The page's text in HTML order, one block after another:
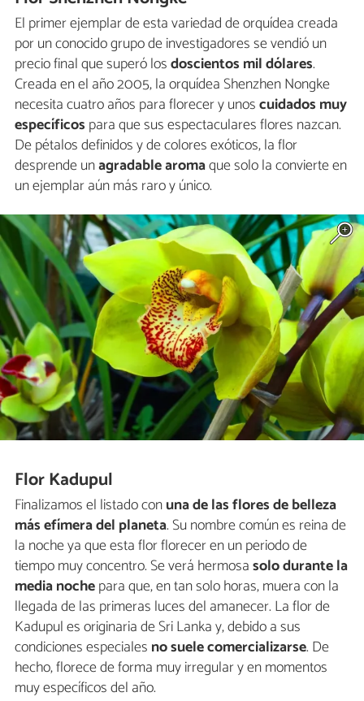
El primer ejemplar de esta variedad de orquídea creada
por un conocido grupo de investigadores se vendió un
precio final que superó losdoscientos mil dólares.
Creada en el año 2005, la orquídea Shenzhen Nongke
necesita cuatro años para florecer y unoscuidados muy
específicos para que sus espectaculares flores nazcan.
De pétalos definidos y de colores exóticos, la flor
desprende unagradable aromaque solo la convierte en
un ejemplar aún más raro y único.
Flor Kadupul
Finalizamos el listado conuna de las flores de belleza
más efímera del planeta. Su nombre común es reina de
la noche ya que esta flor florecer en un periodo de
tiempo muy concentro. Se verá hermosasolo durante la
media nochepara que, en tan solo horas, muera con la
llegada de las primeras luces del amanecer. La flor de
Kadupul es originaria de Sri Lanka y, debido a sus
condiciones especiales no suele comercializarse. De
hecho, florece de forma muy irregular y en momentos
muy específicos del año.